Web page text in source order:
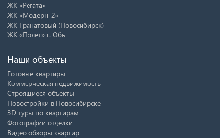
ЖК «Регата»
ЖК «Модерн-2»
ЖК Гранатовый (Новосибирск)
ЖК «Полет» г. Обь
Наши объекты
Готовые квартиры
Коммерческая недвижимость
Строящиеся объекты
Новостройки в Новосибирске
3D туры по квартирам
Фотографии отделки
Видео обзоры квартир